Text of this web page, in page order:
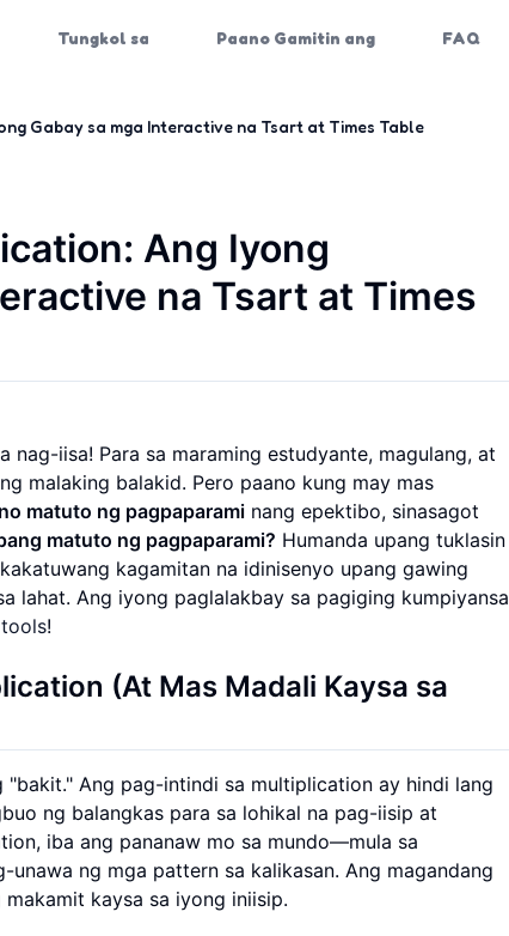
Tungkol sa Paano Gamitin ang FAQ
Gabay sa mga Interactive na Tsart at Times Table
Ang Iyong
na Tsart at Times
iisa! Para sa maraming estudyante, magulang, at
malaking balakid. Pero paano kung may mas
matuto ng pagpaparami nang epektibo, sinasagot
matuto ng pagpaparami? Humanda upang tuklasin
kagamitan na idinisenyo upang gawing
lahat. Ang iyong paglalakbay sa pagiging kumpiyansa
!
(At Mas Madali Kaysa sa
"bakit." Ang pag-intindi sa multiplication ay hindi lang
ng balangkas para sa lohikal na pag-iisip at
iba ang pananaw mo sa mundo—mula sa
ng mga pattern sa kalikasan. Ang magandang
kaysa sa iyong iniisip.